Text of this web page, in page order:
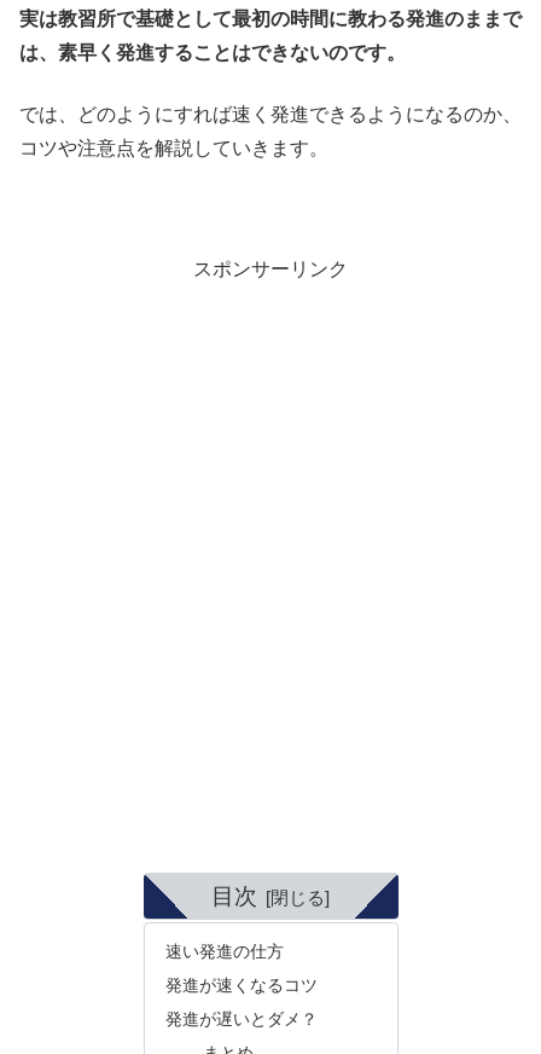
実は教習所で基礎として最初の時間に教わる発進のままで
は、素早く発進することはできないのです。
では、どのようにすれば速く発進できるようになるのか、
コツや注意点を解説していきます。
スポンサーリンク
目次
速い発進の仕方
発進が速くなるコツ
発進が遅いとダメ？